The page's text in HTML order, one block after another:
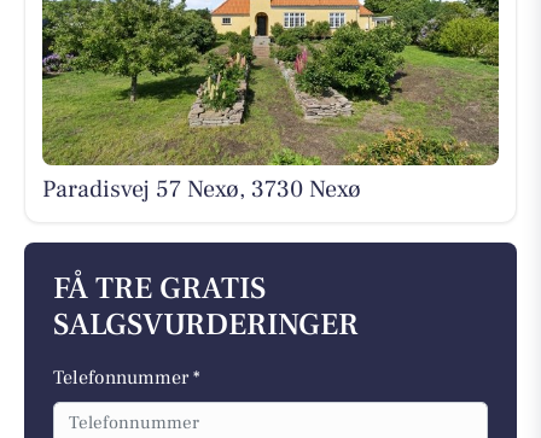
Paradisvej 57 Nexø, 3730 Nexø
FÅ TRE GRATIS
SALGSVURDERINGER
Telefonnummer *